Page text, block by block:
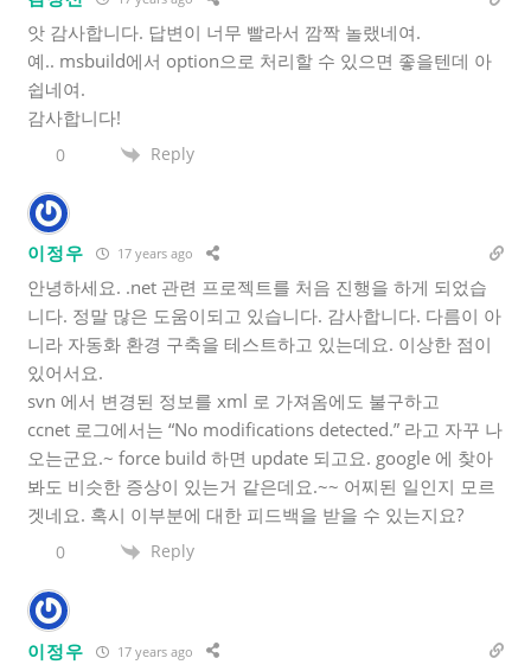
앗 감사합니다. 답변이 너무 빨라서 깜짝 놀랬네여.
예.. msbuild에서 option으로 처리할 수 있으면 좋을텐데 아
쉽네여.
감사합니다!
0 Reply
이정우 17 years ago
안녕하세요. .net 관련 프로젝트를 처음 진행을 하게 되었습
니다. 정말 많은 도움이되고 있습니다. 감사합니다. 다름이 아
니라 자동화 환경 구축을 테스트하고 있는데요. 이상한 점이
있어서요.
svn 에서 변경된 정보를 xml 로 가져옴에도 불구하고
ccnet 로그에서는 “No modifications detected.” 라고 자꾸 나
오는군요.~ force build 하면 update 되고요. google 에 찾아
봐도 비슷한 증상이 있는거 같은데요.~~ 어찌된 일인지 모르
겟네요. 혹시 이부분에 대한 피드백을 받을 수 있는지요?
0 Reply
이정우 17 years ago